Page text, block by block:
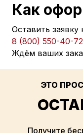
Как
Оставить
8 (800) 550-40-72
Ждём ваших
ЭТО
Получите